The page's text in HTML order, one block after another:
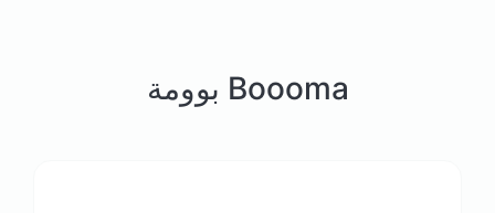
Boooma بوومة